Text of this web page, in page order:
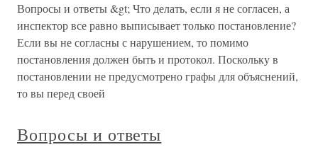
Вопросы и ответы &gt; Что делать, если я не согласен, а
инспектор все равно выписывает только постановление?
Если вы не согласны с нарушением, то помимо
постановления должен быть и протокол. Поскольку в
постановлении не предусмотрено графы для объяснений,
то вы перед своей
Вопросы и ответы